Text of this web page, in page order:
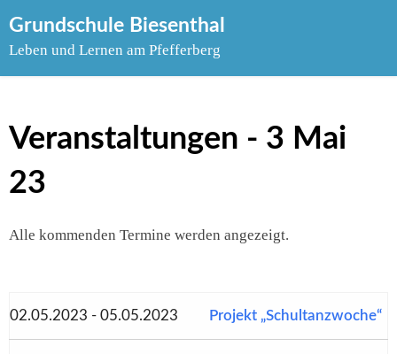
to
Grundschule Biesenthal
Leben und Lernen am Pfefferberg
Veranstaltungen - 3 Mai
23
Alle kommenden Termine werden angezeigt.
02.05.2023 - 05.05.2023 Projekt „Schultanzwoche“